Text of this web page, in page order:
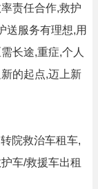
责任合作,救护
送服务有理想,用
长途,重症,个人
的起点,迈上新
院救治车租车,
车/救援车出租